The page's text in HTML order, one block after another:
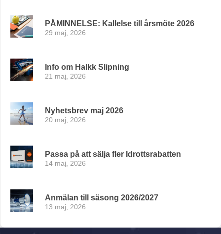
PÅMINNELSE: Kallelse till årsmöte 2026
29 maj, 2026
Info om Halkk Slipning
21 maj, 2026
Nyhetsbrev maj 2026
20 maj, 2026
Passa på att sälja fler Idrottsrabatten
14 maj, 2026
Anmälan till säsong 2026/2027
13 maj, 2026